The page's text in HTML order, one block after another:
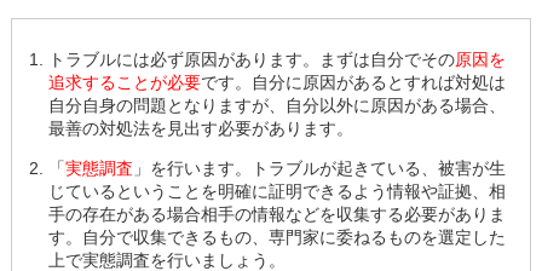
トラブルには必ず原因があります。まずは自分でその原因を
追求することが必要です。自分に原因があるとすれば対処は
自分自身の問題となりますが、自分以外に原因がある場合、
最善の対処法を見出す必要があります。
「実態調査 」を行います。トラブルが起きている、被害が生
じているということを明確に証明できるよう情報や証拠、相
手の存在がある場合相手の情報などを収集する必要がありま
す。自分で収集できるもの、専門家に委ねるものを選定した
上で実態調査を行いましょう。